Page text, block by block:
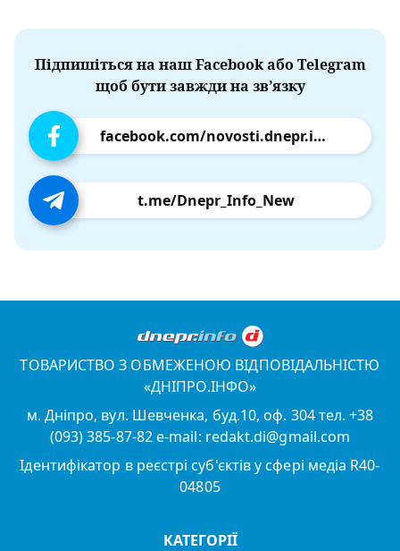
Підпишіться на наш Facebook або Telegram
щоб бути завжди на зв’язку
facebook.com/novosti.dnepr.info
t.me/Dnepr_Info_New
ТОВАРИСТВО З ОБМЕЖЕНОЮ ВІДПОВІДАЛЬНІСТЮ
«ДНІПРО.ІНФО»
м. Дніпро, вул. Шевченка, буд.10, оф. 304 тел. +38
(093) 385-87-82 e-mail: redakt.di@gmail.com
Ідентифікатор в реєстрі суб'єктів у сфері медіа R40-
04805
КАТЕГОРІЇ